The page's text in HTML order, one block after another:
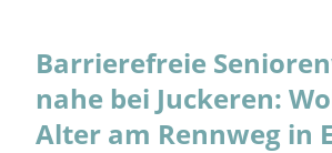
Barrierefreie
nahe bei Juckeren:
Alter am Rennweg in